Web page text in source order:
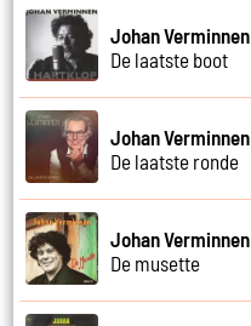
Johan Verminnen
De laatste boot
Johan Verminnen
De laatste ronde
Johan Verminnen
De musette